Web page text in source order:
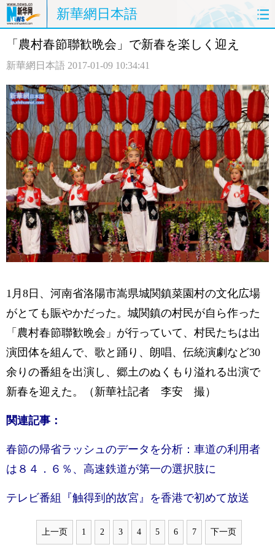
新華網日本語
ホームページ 政治 経済
観光 評論 写真
中日対訳
「農村春節聯歓晩会」で新春を楽しく迎え
新華網日本語 2017-01-09 10:34:41
1月8日、河南省洛陽市嵩県城関鎮菜園村の文化広場
がとても賑やかだった。城関鎮の村民が自ら作った
「農村春節聯歓晩会」が行っていて、村民たちは出
演団体を組んで、歌と踊り、朗唱、伝統演劇など30
余りの番組を出演し、郷土のぬくもり溢れる出演で
新春を迎えた。（新華社記者 李安 撮）
関連記事：
春節の帰省ラッシュのデータを分析：車道の利用者
は８４．６％、高速鉄道が第一の選択肢に
テレビ番組『触得到的故宮』を香港で初めて放送
上一页 1 2 3 4 5 6 7 下一页